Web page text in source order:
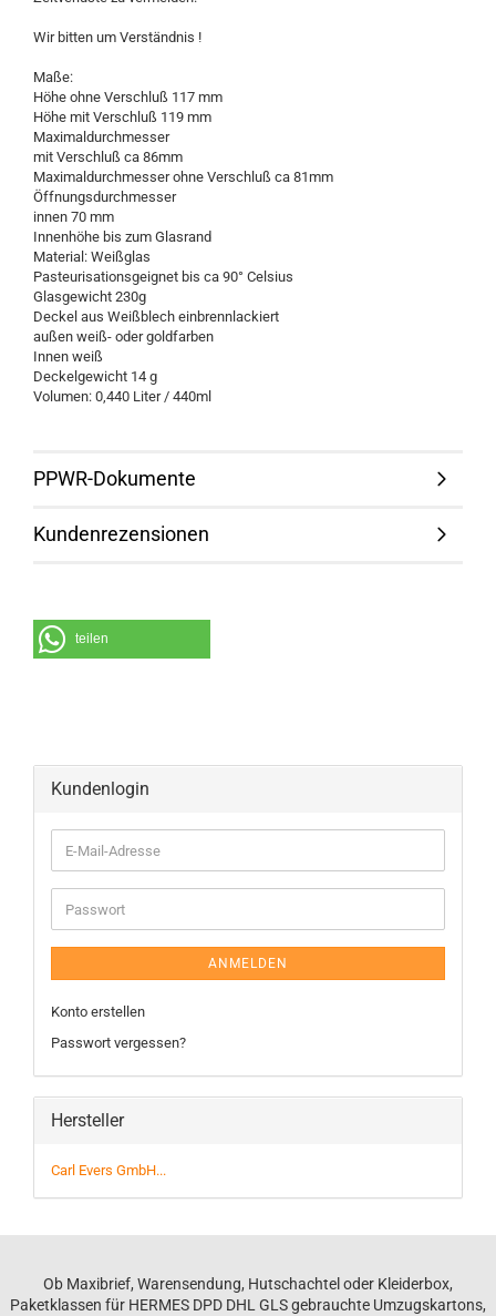
Wir bitten um Verständnis !
Maße:
Höhe ohne Verschluß 117 mm
Höhe mit Verschluß 119 mm
Maximaldurchmesser
mit Verschluß ca 86mm
Maximaldurchmesser ohne Verschluß ca 81mm
Öffnungsdurchmesser
innen 70 mm
Innenhöhe bis zum Glasrand
Material: Weißglas
Pasteurisationsgeignet bis ca 90° Celsius
Glasgewicht 230g
Deckel aus Weißblech einbrennlackiert
außen weiß- oder goldfarben
Innen weiß
Deckelgewicht 14 g
Volumen: 0,440 Liter / 440ml
PPWR-Dokumente
Kundenrezensionen
teilen
Kundenlogin
ANMELDEN
Konto erstellen
Passwort vergessen?
Hersteller
Carl Evers GmbH...
Ob Maxibrief, Warensendung, Hutschachtel oder Kleiderbox,
Paketklassen für HERMES DPD DHL GLS gebrauchte Umzugskartons,